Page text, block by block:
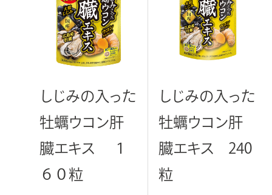
しじみの入った
牡蠣ウコン肝
臓エキス １
６０粒
しじみの入った
牡蠣ウコン肝
臓エキス 240
粒